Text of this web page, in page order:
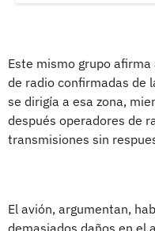
Este mismo grupo
de radio confirmadas de
se dirigía a esa zona,
después operadores de
transmisiones sin
El avión, argumentan,
demasiados daños en el